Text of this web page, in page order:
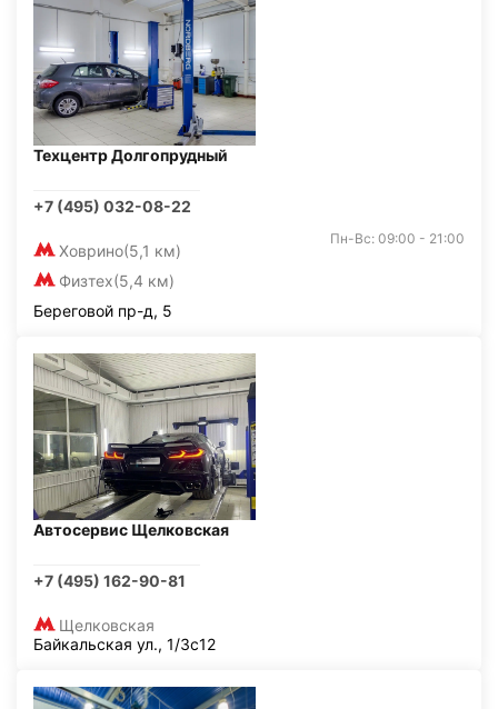
Техцентр Долгопрудный
+7 (495) 032-08-22
Ховрино(5,1 км)
Физтех(5,4 км)
Пн-Вс: 09:00 - 21:00
Береговой пр-д, 5
Автосервис Щелковская
+7 (495) 162-90-81
Щелковская
Байкальская ул., 1/3с12